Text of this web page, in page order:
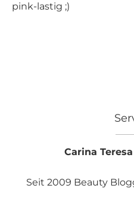
pink-lastig ;)
Carina
Seit 2009 Beauty